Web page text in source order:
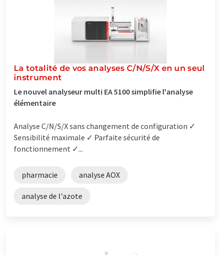
La totalité de vos analyses C/N/S/X en un seul
instrument
Le nouvel analyseur multi EA 5100 simplifie l'analyse
élémentaire
Analyse C/N/S/X sans changement de configuration ✓
Sensibilité maximale ✓ Parfaite sécurité de
fonctionnement ✓...
pharmacie analyse AOX
analyse de l'azote